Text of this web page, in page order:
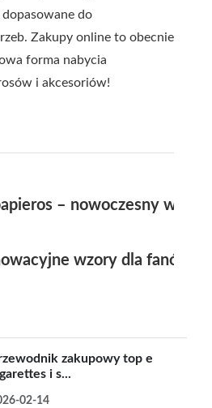
do
Zakupy online to obecnie
forma nabycia
i akcesoriów!
– nowoczesny
wzory dla fanów
zakupowy top e
i s...
02-14